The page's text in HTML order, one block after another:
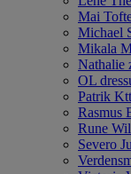
Mai
Michael
Mikala
Nathalie
OL
Patrik
Rasmus
Rune
Severo